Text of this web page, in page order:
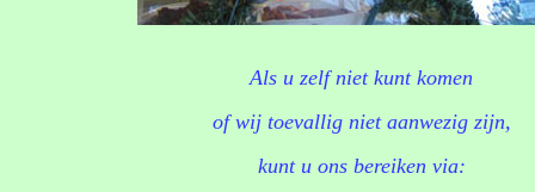
Als u zelf niet kunt komen
of wij toevallig niet aanwezig zijn,
kunt u onsbereiken via: